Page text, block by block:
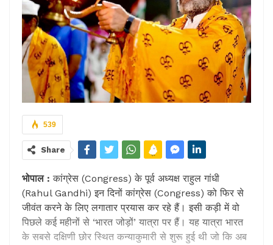
539
Share
भोपाल : कांग्रेस (Congress) के पूर्व अध्यक्ष राहुल गांधी
(Rahul Gandhi) इन दिनों कांग्रेस (Congress) को फिर से
जीवंत करने के लिए लगातार प्रयास कर रहे हैं। इसी कड़ी में वो
पिछले कई महीनों से ‘भारत जोड़ों’ यात्रा पर हैं। यह यात्रा भारत
के सबसे दक्षिणी छोर स्थित कन्याकुमारी से शुरू हुई थी जो कि अब